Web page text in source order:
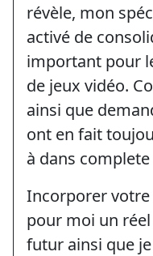
révèle, mon
activé de
important pour
de jeux vidéo.
ainsi que
ont en fait
à dans
Incorporer
pour moi un
futur ainsi que